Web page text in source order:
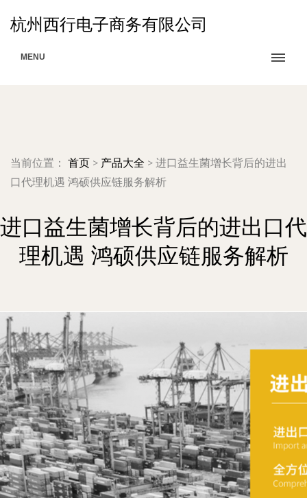
杭州西行电子商务有限公司
MENU
当前位置： 首页 > 产品大全 > 进口益生菌增长背后的进出
口代理机遇 鸿硕供应链服务解析
进口益生菌增长背后的进出口代
理机遇 鸿硕供应链服务解析